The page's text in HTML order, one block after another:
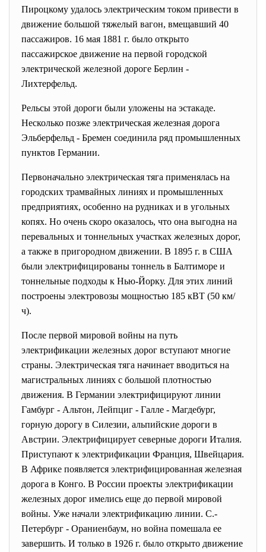
Пироцкому удалось электрическим током привести в
движение большой тяжелый вагон, вмещавший 40
пассажиров. 16 мая 1881 г. было открыто
пассажирское движение на первой городской
электрической железной дороге Берлин -
Лихтерфельд.
Рельсы этой дороги были уложены на эстакаде.
Несколько позже электрическая железная дорога
Эльберфельд - Бремен соединила ряд промышленных
пунктов Германии.
Первоначально электрическая тяга применялась на
городских трамвайных линиях и промышленных
предприятиях, особенно на рудниках и в угольных
копях. Но очень скоро оказалось, что она выгодна на
перевальных и тоннельных участках железных дорог,
а также в пригородном движении. В 1895 г. в США
были электрифицированы тоннель в Балтиморе и
тоннельные подходы к Нью-Йорку. Для этих линий
построены электровозы мощностью 185 кВТ (50 км/
ч).
После первой мировой войны на путь
электрификации железных дорог вступают многие
страны. Электрическая тяга начинает вводиться на
магистральных линиях с большой плотностью
движения. В Германии электрифицируют линии
Гамбург - Альтон, Лейпциг - Галле - Магдебург,
горную дорогу в Силезии, альпийские дороги в
Австрии. Электрифицирует северные дороги Италия.
Приступают к электрификации Франция, Швейцария.
В Африке появляется электрифицированная железная
дорога в Конго. В России проекты электрификации
железных дорог имелись еще до первой мировой
войны. Уже начали электрификацию линии. С.-
Петербург - Ораниенбаум, но война помешала ее
завершить. И только в 1926 г. было открыто движение